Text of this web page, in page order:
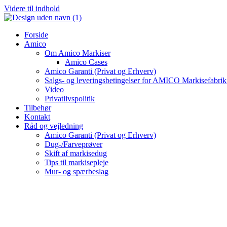
Videre til indhold
Forside
Amico
Om Amico Markiser
Amico Cases
Amico Garanti (Privat og Erhverv)
Salgs- og leveringsbetingelser for AMICO
Video
Privatlivspolitik
Tilbehør
Kontakt
Råd og vejledning
Amico Garanti (Privat og Erhverv)
Dug-/Farveprøver
Skift af markisedug
Tips til markisepleje
Mur- og spærbeslag